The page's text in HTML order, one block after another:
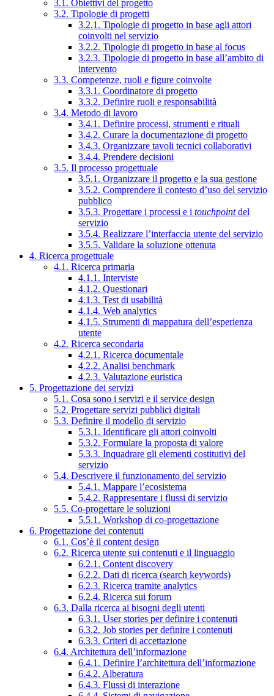
3.1. Obiettivi del progetto
3.2. Tipologie di progetti
3.2.1. Tipologie di progetto in base agli attori
coinvolti nel servizio
3.2.2. Tipologie di progetto in base al focus
3.2.3. Tipologie di progetto in base all’ambito di
intervento
3.3. Competenze, ruoli e figure coinvolte
3.3.1. Coordinatore di progetto
3.3.2. Definire ruoli e responsabilità
3.4. Metodo di lavoro
3.4.1. Definire processi, strumenti e rituali
3.4.2. Curare la documentazione di progetto
3.4.3. Organizzare tavoli tecnici collaborativi
3.4.4. Prendere decisioni
3.5. Il processo progettuale
3.5.1. Organizzare il progetto e la sua gestione
3.5.2. Comprendere il contesto d’uso del servizio
pubblico
3.5.3. Progettare i processi e i touchpointdel
servizio
3.5.4. Realizzare l’interfaccia utente del servizio
3.5.5. Validare la soluzione ottenuta
4. Ricerca progettuale
4.1. Ricerca primaria
4.1.1. Interviste
4.1.2. Questionari
4.1.3. Test di usabilità
4.1.4. Web analytics
4.1.5. Strumenti di mappatura dell’esperienza
utente
4.2. Ricerca secondaria
4.2.1. Ricerca documentale
4.2.2. Analisi benchmark
4.2.3. Valutazione euristica
5. Progettazione dei servizi
5.1. Cosa sono i servizi e il service design
5.2. Progettare servizi pubblici digitali
5.3. Definire il modello di servizio
5.3.1. Identificare gli attori coinvolti
5.3.2. Formulare la proposta di valore
5.3.3. Inquadrare gli elementi costitutivi del
servizio
5.4. Descrivere il funzionamento del servizio
5.4.1. Mappare l’ecosistema
5.4.2. Rappresentare i flussi di servizio
5.5. Co-progettare le soluzioni
5.5.1. Workshop di co-progettazione
6. Progettazione dei contenuti
6.1. Cos’è il content design
6.2. Ricerca utente sui contenuti e il linguaggio
6.2.1. Content discovery
6.2.2. Dati di ricerca (search keywords)
6.2.3. Ricerca tramite analytics
6.2.4. Ricerca sui forum
6.3. Dalla ricerca ai bisogni degli utenti
6.3.1. User stories per definire i contenuti
6.3.2. Job stories per definire i contenuti
6.3.3. Criteri di accettazione
6.4. Architettura dell’informazione
6.4.1. Definire l’architettura dell’informazione
6.4.2. Alberatura
6.4.3. Flussi di interazione